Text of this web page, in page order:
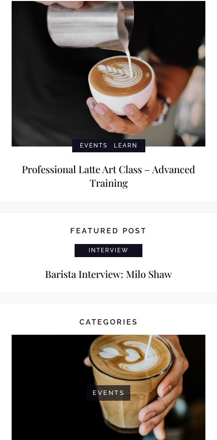
EVENTS LEARN
Professional Latte Art Class – Advanced
Training
FEATURED POST
INTERVIEW
Barista Interview: Milo Shaw
CATEGORIES
EVENTS